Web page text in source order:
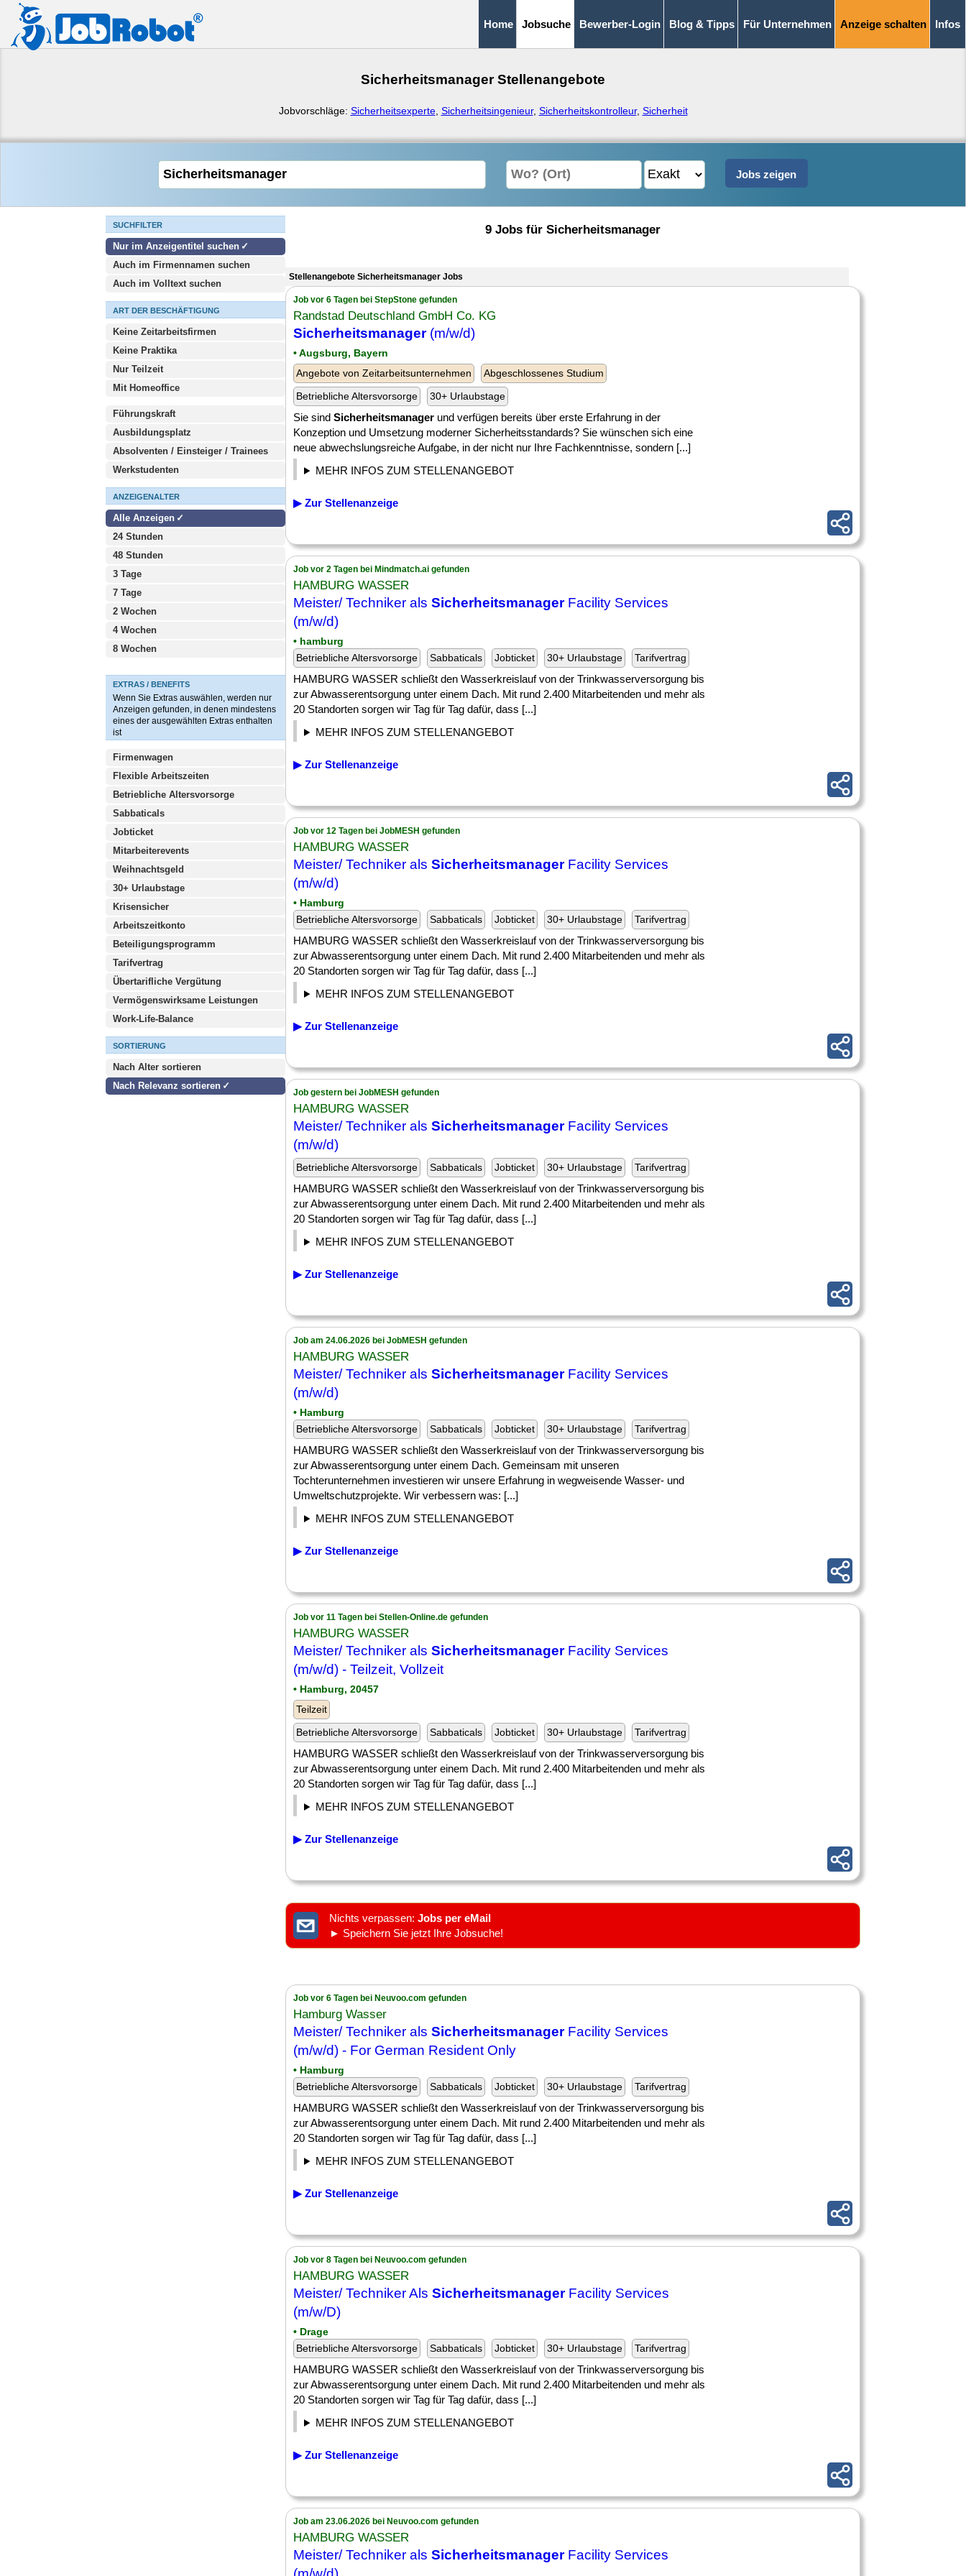
Home Jobsuche Bewerber-Login Blog & Tipps Für Unternehmen Anzeige schalten Infos
Sicherheitsmanager Stellenangebote
Jobvorschläge: Sicherheitsexperte, Sicherheitsingenieur, Sicherheitskontrolleur, Sicherheit
SUCHFILTER
Nur im Anzeigentitel suchen
Auch im Firmennamen suchen
Auch im Volltext suchen
ART DER BESCHÄFTIGUNG
Keine Zeitarbeitsfirmen
Keine Praktika
Nur Teilzeit
Mit Homeoffice
Führungskraft
Ausbildungsplatz
Absolventen / Einsteiger / Trainees
Werkstudenten
ANZEIGENALTER
Alle Anzeigen
24 Stunden
48 Stunden
3 Tage
7 Tage
2 Wochen
4 Wochen
8 Wochen
EXTRAS / BENEFITS
Wenn Sie Extras auswählen, werden nur
Anzeigen gefunden, in denen mindestens
eines der ausgewählten Extras enthalten
ist
Firmenwagen
Flexible Arbeitszeiten
Betriebliche Altersvorsorge
Sabbaticals
Jobticket
Mitarbeiterevents
Weihnachtsgeld
30+ Urlaubstage
Krisensicher
Arbeitszeitkonto
Beteiligungsprogramm
Tarifvertrag
Übertarifliche Vergütung
Vermögenswirksame Leistungen
Work-Life-Balance
SORTIERUNG
Nach Alter sortieren
Nach Relevanz sortieren
9 Jobs für Sicherheitsmanager
Stellenangebote Sicherheitsmanager Jobs
Job vor 6 Tagen bei StepStone gefunden
Randstad Deutschland GmbH Co. KG
Sicherheitsmanager(m/w/d)
• Augsburg, Bayern
Angebote von Zeitarbeitsunternehmen
Abgeschlossenes Studium
Betriebliche Altersvorsorge
30+ Urlaubstage
Sie sind Sicherheitsmanager und verfügen bereits über erste Erfahrung in der
Konzeption und Umsetzung moderner Sicherheitsstandards? Sie wünschen sich eine
neue abwechslungsreiche Aufgabe, in der nicht nur Ihre Fachkenntnisse, sondern [...]
MEHR INFOS ZUM STELLENANGEBOT
▶ Zur Stellenanzeige
Job vor 2 Tagen bei Mindmatch.ai gefunden
HAMBURG WASSER
Meister/ Techniker als SicherheitsmanagerFacility Services
(m/w/d)
• hamburg
Betriebliche Altersvorsorge
Sabbaticals Jobticket 30+ Urlaubstage Tarifvertrag
HAMBURG WASSER schließt den Wasserkreislauf von der Trinkwasserversorgung bis
zur Abwasserentsorgung unter einem Dach. Mit rund 2.400 Mitarbeitenden und mehr als
20 Standorten sorgen wir Tag für Tag dafür, dass [...]
MEHR INFOS ZUM STELLENANGEBOT
▶ Zur Stellenanzeige
Job vor 12 Tagen bei JobMESH gefunden
HAMBURG WASSER
Meister/ Techniker als SicherheitsmanagerFacility Services
(m/w/d)
• Hamburg
Betriebliche Altersvorsorge
Sabbaticals Jobticket 30+ Urlaubstage Tarifvertrag
HAMBURG WASSER schließt den Wasserkreislauf von der Trinkwasserversorgung bis
zur Abwasserentsorgung unter einem Dach. Mit rund 2.400 Mitarbeitenden und mehr als
20 Standorten sorgen wir Tag für Tag dafür, dass [...]
MEHR INFOS ZUM STELLENANGEBOT
▶ Zur Stellenanzeige
Job gestern bei JobMESH gefunden
HAMBURG WASSER
Meister/ Techniker als SicherheitsmanagerFacility Services
(m/w/d)
Betriebliche Altersvorsorge Sabbaticals Jobticket 30+ Urlaubstage Tarifvertrag
HAMBURG WASSER schließt den Wasserkreislauf von der Trinkwasserversorgung bis
zur Abwasserentsorgung unter einem Dach. Mit rund 2.400 Mitarbeitenden und mehr als
20 Standorten sorgen wir Tag für Tag dafür, dass [...]
MEHR INFOS ZUM STELLENANGEBOT
▶ Zur Stellenanzeige
Job am 24.06.2026 bei JobMESH gefunden
HAMBURG WASSER
Meister/ Techniker als SicherheitsmanagerFacility Services
(m/w/d)
• Hamburg
Betriebliche Altersvorsorge
Sabbaticals Jobticket 30+ Urlaubstage Tarifvertrag
HAMBURG WASSER schließt den Wasserkreislauf von der Trinkwasserversorgung bis
zur Abwasserentsorgung unter einem Dach. Gemeinsam mit unseren
Tochterunternehmen investieren wir unsere Erfahrung in wegweisende Wasser- und
Umweltschutzprojekte. Wir verbessern was: [...]
MEHR INFOS ZUM STELLENANGEBOT
▶ Zur Stellenanzeige
Job vor 11 Tagen bei Stellen-Online.de gefunden
HAMBURG WASSER
Meister/ Techniker als SicherheitsmanagerFacility Services
(m/w/d) - Teilzeit, Vollzeit
• Hamburg, 20457
Teilzeit
Betriebliche Altersvorsorge
Sabbaticals Jobticket 30+ Urlaubstage Tarifvertrag
HAMBURG WASSER schließt den Wasserkreislauf von der Trinkwasserversorgung bis
zur Abwasserentsorgung unter einem Dach. Mit rund 2.400 Mitarbeitenden und mehr als
20 Standorten sorgen wir Tag für Tag dafür, dass [...]
MEHR INFOS ZUM STELLENANGEBOT
▶ Zur Stellenanzeige
Nichts verpassen: Jobs per eMail
► Speichern Sie jetzt Ihre Jobsuche!
Job vor 6 Tagen bei Neuvoo.com gefunden
Hamburg Wasser
Meister/ Techniker als SicherheitsmanagerFacility Services
(m/w/d) - For German Resident Only
• Hamburg
Betriebliche Altersvorsorge
Sabbaticals Jobticket 30+ Urlaubstage Tarifvertrag
HAMBURG WASSER schließt den Wasserkreislauf von der Trinkwasserversorgung bis
zur Abwasserentsorgung unter einem Dach. Mit rund 2.400 Mitarbeitenden und mehr als
20 Standorten sorgen wir Tag für Tag dafür, dass [...]
MEHR INFOS ZUM STELLENANGEBOT
▶ Zur Stellenanzeige
Job vor 8 Tagen bei Neuvoo.com gefunden
HAMBURG WASSER
Meister/ Techniker Als SicherheitsmanagerFacility Services
(m/w/D)
• Drage
Betriebliche Altersvorsorge
Sabbaticals Jobticket 30+ Urlaubstage Tarifvertrag
HAMBURG WASSER schließt den Wasserkreislauf von der Trinkwasserversorgung bis
zur Abwasserentsorgung unter einem Dach. Mit rund 2.400 Mitarbeitenden und mehr als
20 Standorten sorgen wir Tag für Tag dafür, dass [...]
MEHR INFOS ZUM STELLENANGEBOT
▶ Zur Stellenanzeige
Job am 23.06.2026 bei Neuvoo.com gefunden
HAMBURG WASSER
Meister/ Techniker als SicherheitsmanagerFacility Services